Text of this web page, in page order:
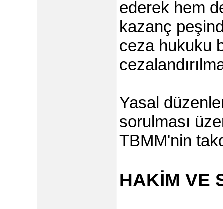
ederek hem
kazanç
ceza hukuku
Yasal
sorulması
TBMM'nin
HAKİM VE